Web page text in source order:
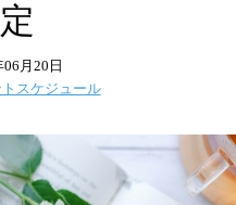
06月20日
スケジュール